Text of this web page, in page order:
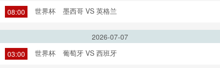
08:00 世界杯 墨西哥 VS 英格兰
2026-07-07
03:00
世界杯 葡萄牙 VS 西班牙